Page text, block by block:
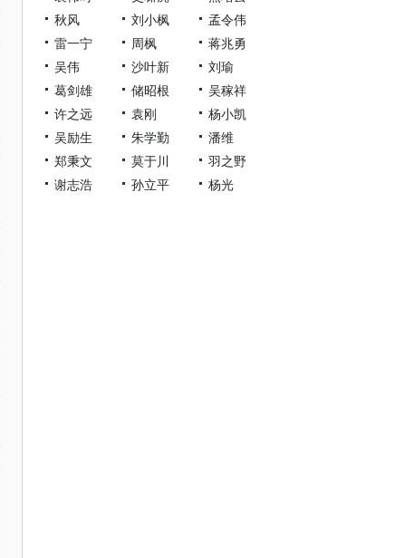
秋风
刘小枫
孟令伟
雷一宁
周枫
蒋兆勇
吴伟
沙叶新
刘瑜
葛剑雄
储昭根
吴稼祥
许之远
袁刚
杨小凯
吴励生
朱学勤
潘维
郑秉文
莫于川
羽之野
谢志浩
孙立平 杨光